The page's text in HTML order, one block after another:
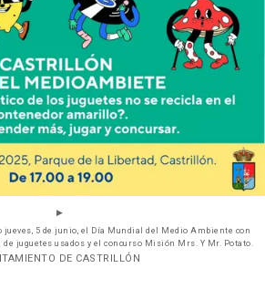
5 de junio, el Día Mundial del Medio Ambiente con
juguetes usados y el concurso Misión Mrs. Y Mr. Potato.
DE CASTRILLÓN